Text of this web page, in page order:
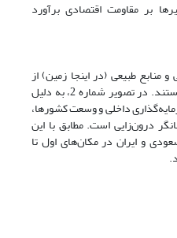
بر مقاومت اقتصادی برآورد
منابع طبیعی (در اینجا زمین) از
عوامل مؤثر بر درون‌زایی اقتصاد هستند. در تصویر شماره 2، به دلیل
داخلی و وسعت کشورها،
درون‌زایی است. مطابق با این
و ایران در مکان‌های اول تا